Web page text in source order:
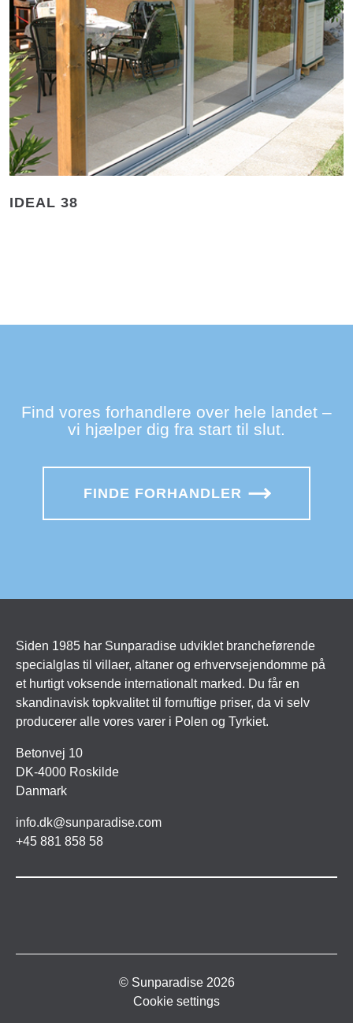
IDEAL 38
Find vores forhandlere over hele landet –
vi hjælper dig fra start til slut.
FINDE FORHANDLER
Siden 1985 har Sunparadise udviklet brancheførende
specialglas til villaer, altaner og erhvervsejendomme på
et hurtigt voksende internationalt marked. Du får en
skandinavisk topkvalitet til fornuftige priser, da vi selv
producerer alle vores varer i Polen og Tyrkiet.
Betonvej 10
DK-4000 Roskilde
Danmark
info.dk@sunparadise.com
+45 881 858 58
© Sunparadise 2026
Cookie settings